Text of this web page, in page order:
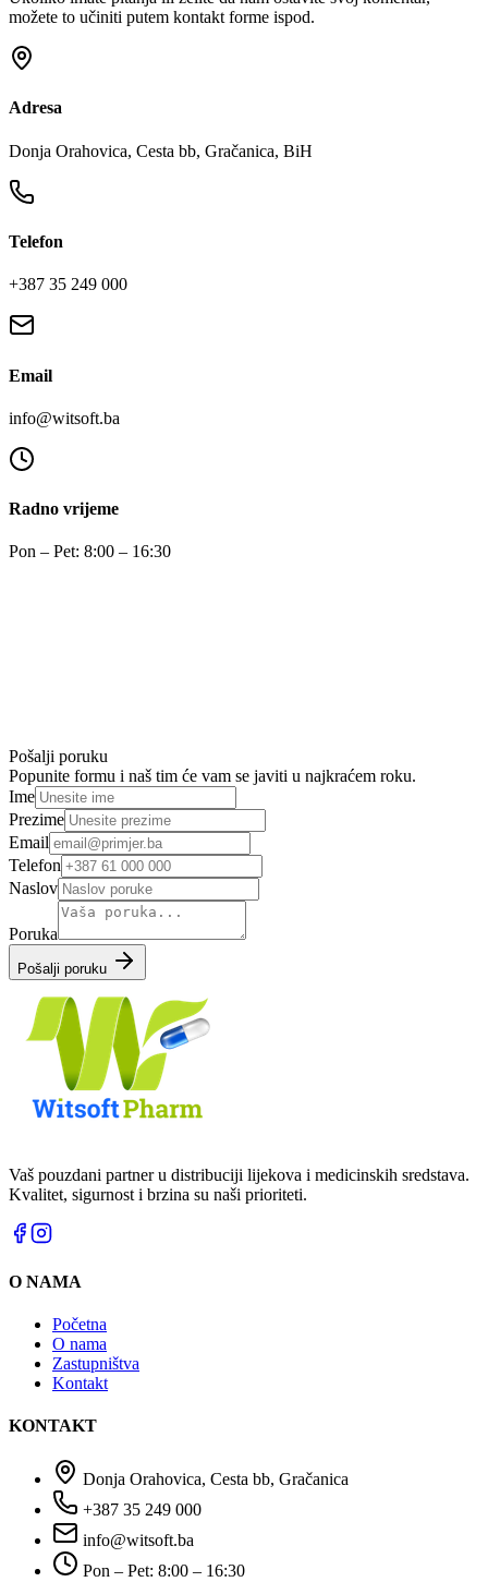
možete to učiniti putem kontakt forme ispod.
Adresa
Donja Orahovica, Cesta bb, Gračanica, BiH
Telefon
+387 35 249 000
Email
info@witsoft.ba
Radno vrijeme
Pon – Pet: 8:00 – 16:30
Pošalji poruku
Popunite formu i naš tim će vam se javiti u najkraćem roku.
Ime
Prezime
Email
Telefon
Naslov
Poruka
Pošalji poruku
Vaš pouzdani partner u distribuciji lijekova i medicinskih sredstava.
Kvalitet, sigurnost i brzina su naši prioriteti.
O NAMA
Početna
O nama
Zastupništva
Kontakt
KONTAKT
Donja Orahovica, Cesta bb, Gračanica
+387 35 249 000
info@witsoft.ba
Pon – Pet: 8:00 – 16:30